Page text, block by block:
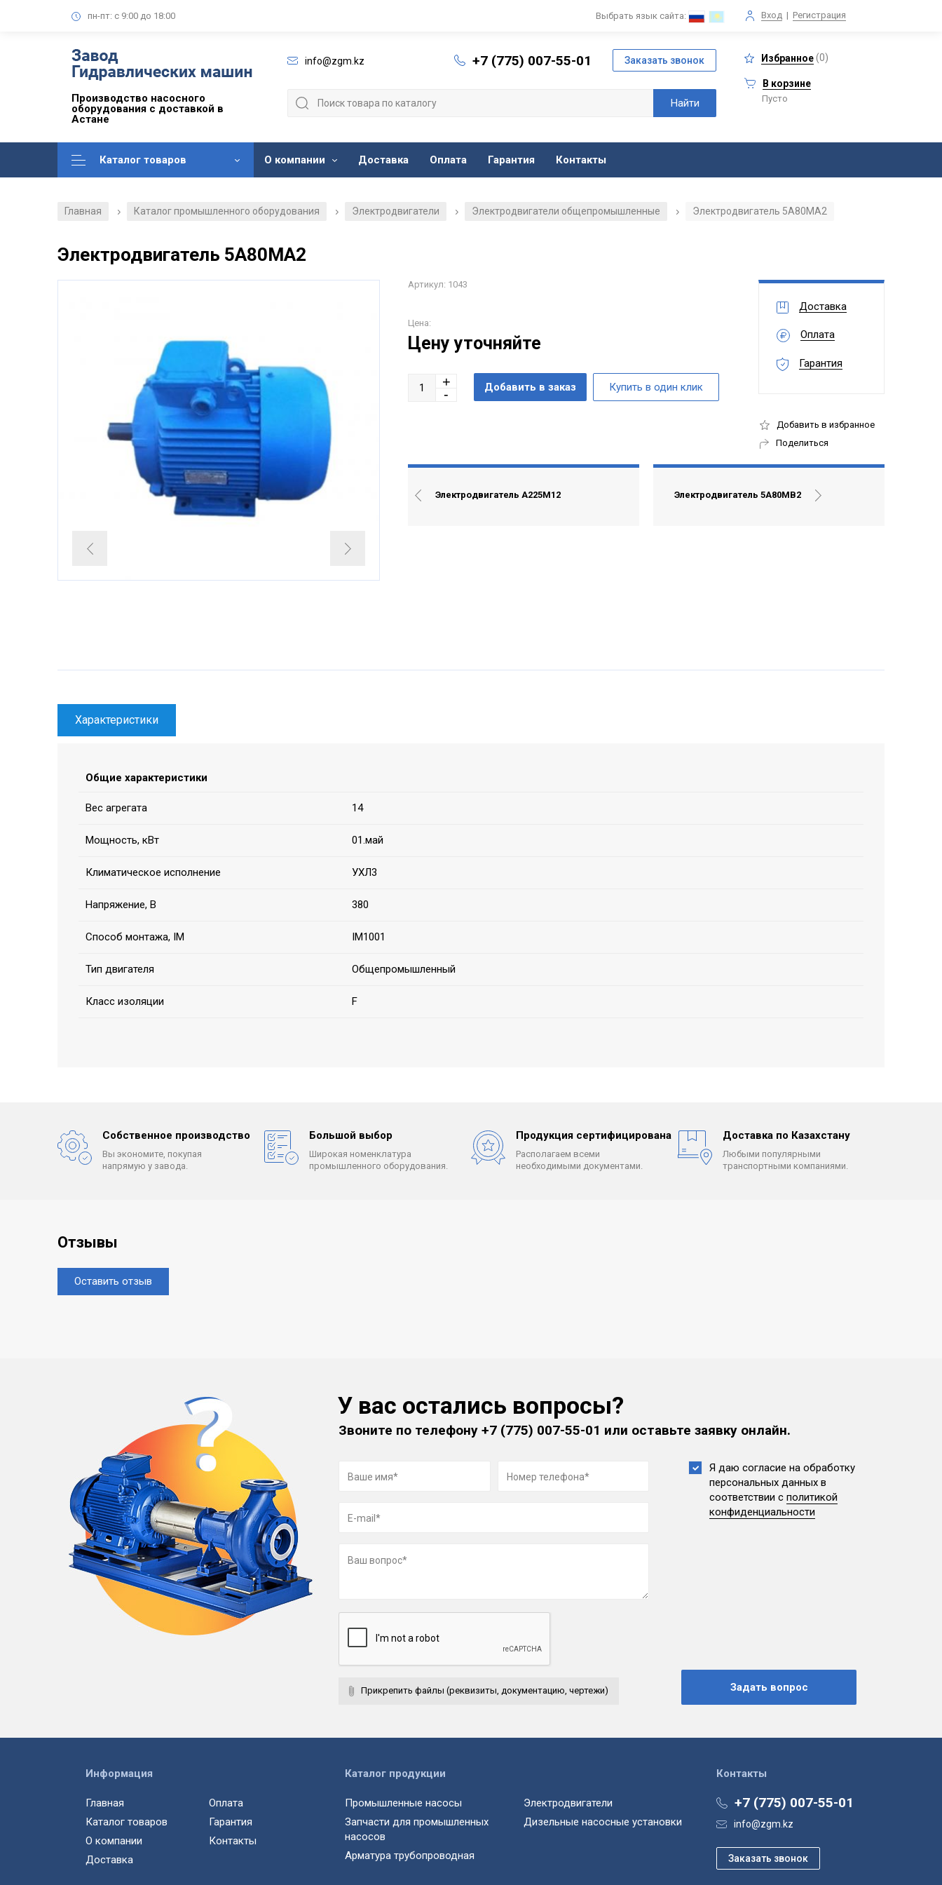
пн-пт: с 9:00 до 18:00 Вход | Регистрация
Выбрать язык сайта:
Производство насосного
оборудования с доставкой в
Астане
info@zgm.kz +7 (775) 007-55-01 Избранное(0)
В корзине
Пусто
Каталог товаров О компании Доставка Оплата Гарантия Контакты
Главная / Каталог промышленного оборудования / Электродвигатели / Электродвигатели общепромышленные / Электродвигатель 5А80МА2
Электродвигатель 5А80МА2
Артикул: 1043
Цена:
Цену уточняйте
Доставка
Оплата
Гарантия
Добавить в избранное
Поделиться
Электродвигатель А225М12 Электродвигатель 5А80МВ2
Характеристики
Общие характеристики
Вес агрегата 14
Мощность, кВт 01.май
Климатическое исполнение УХЛ3
Напряжение, В 380
Способ монтажа, IM IM1001
Тип двигателя Общепромышленный
Класс изоляции F
Собственное производство
Вы экономите, покупая
напрямую у завода.
Большой выбор
Широкая номенклатура
промышленного оборудования.
Продукция сертифицирована
Располагаем всеми
необходимыми документами.
Доставка по Казахстану
Любыми популярными
транспортными компаниями.
Отзывы
Оставить отзыв
У вас остались вопросы?
Звоните по телефону+7 (775) 007-55-01 или оставьте заявку онлайн.
Прикрепить файлы (реквизиты, документацию, чертежи)
Я даю согласие на обработку
персональных данных в
соответствии с политикой
конфиденциальности
Контакты
+7 (775) 007-55-01
info@zgm.kz
Информация
Главная
Каталог товаров
О компании
Доставка
Оплата
Гарантия
Контакты
Каталог продукции
Промышленные насосы
Запчасти для промышленных
насосов
Арматура трубопроводная
Электродвигатели
Дизельные насосные установки